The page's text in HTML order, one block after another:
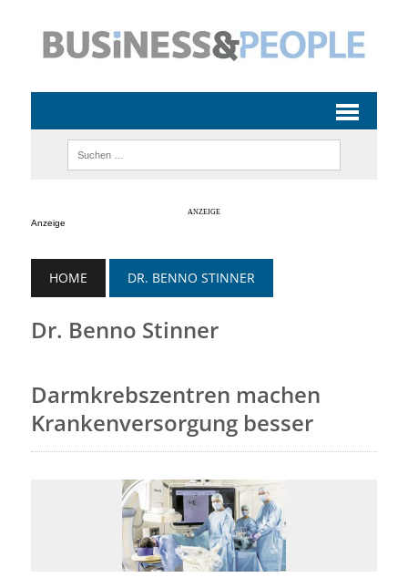
Anzeige
HOME DR. BENNO STINNER
Dr. Benno Stinner
Darmkrebszentren machen
Krankenversorgung besser